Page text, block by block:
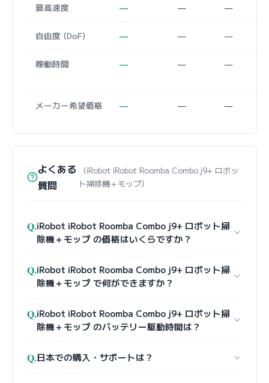
最高速度 — — —
自由度 (DoF) — — —
稼働時間 — — —
メーカー希望価格 — — —
よくある
質問
（iRobot iRobot Roomba Combo j9+ ロボッ
ト掃除機＋モップ）
Q.iRobot iRobot Roomba Combo j9+ ロボット掃
除機＋モップ の価格はいくらですか？
Q.iRobot iRobot Roomba Combo j9+ ロボット掃
除機＋モップ で何ができますか？
Q.iRobot iRobot Roomba Combo j9+ ロボット掃
除機＋モップ のバッテリー駆動時間は？
Q.日本での購入・サポートは？